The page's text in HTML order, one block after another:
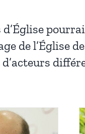
de l’Église
d’acteurs